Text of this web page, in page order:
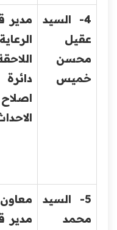
4- السيد
عقيل
محسن
خميس
مدير
الرعاية
دائرة
اصلاح
5- السيد
محمد
معاون
مدير